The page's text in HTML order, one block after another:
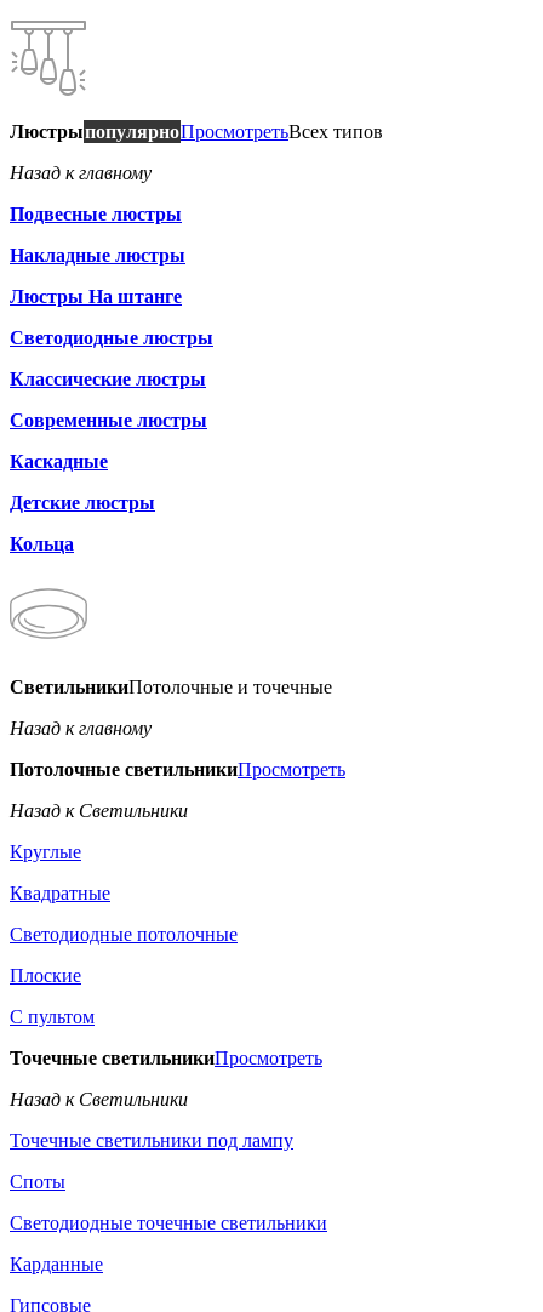
ЛюстрыпопулярноПросмотретьВсех типов
Назад к главному
Подвесные люстры
Накладные люстры
Люстры На штанге
Светодиодные люстры
Классические люстры
Современные люстры
Каскадные
Детские люстры
Кольца
СветильникиПотолочные и точечные
Назад к главному
Потолочные светильникиПросмотреть
Назад к Светильники
Круглые
Квадратные
Светодиодные потолочные
Плоские
С пультом
Точечные светильникиПросмотреть
Назад к Светильники
Точечные светильники под лампу
Споты
Светодиодные точечные светильники
Карданные
Гипсовые